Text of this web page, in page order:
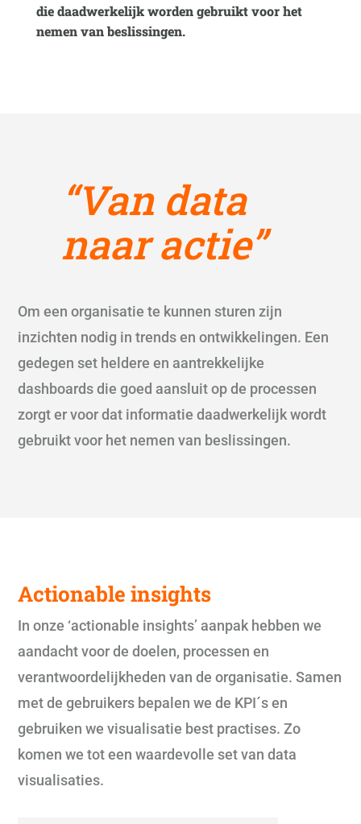
die daadwerkelijk worden gebruikt voor het
nemen van beslissingen.
“Van data
naar actie”
Om een organisatie te kunnen sturen zijn
inzichten nodig in trends en ontwikkelingen. Een
gedegen set heldere en aantrekkelijke
dashboards die goed aansluit op de processen
zorgt er voor dat informatie daadwerkelijk wordt
gebruikt voor het nemen van beslissingen.
Actionable insights
In onze ‘actionable insights’ aanpak hebben we
aandacht voor de doelen, processen en
verantwoordelijkheden van de organisatie. Samen
met de gebruikers bepalen we de KPI´s en
gebruiken we visualisatie best practises. Zo
komen we tot een waardevolle set van data
visualisaties.